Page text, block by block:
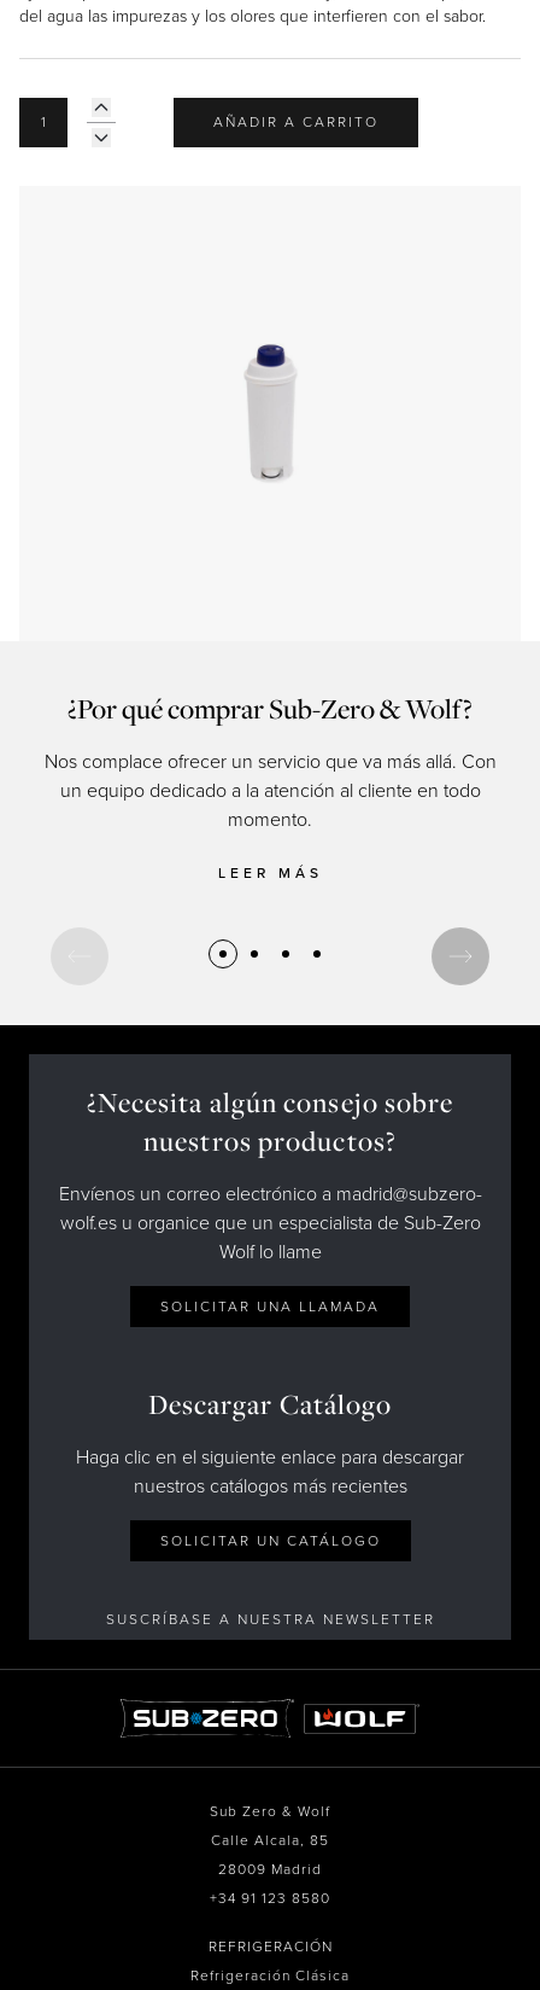
Inspiration & Planning
News
Downloads
My Account
Hospitality
Property Developers
Partner Portal
del agua las impurezas y los olores que interfieren con el sabor.
AÑADIR A CARRITO
¿Por qué comprar Sub-Zero & Wolf?
Nos complace ofrecer un servicio que va más allá. Con
un equipo dedicado a la atención al cliente en todo
momento.
LEER MÁS
¿Necesita algún consejo sobre
nuestros productos?
Envíenos un correo electrónico a madrid@subzero-
wolf.es u organice que un especialista de Sub-Zero
Wolf lo llame
SOLICITAR UNA LLAMADA
Descargar Catálogo
Haga clic en el siguiente enlace para descargar
nuestros catálogos más recientes
SOLICITAR UN CATÁLOGO
SUSCRÍBASE A NUESTRA NEWSLETTER
Sub Zero & Wolf
Calle Alcala, 85
28009 Madrid
+34 91 123 8580
REFRIGERACIÓN
Refrigeración Clásica